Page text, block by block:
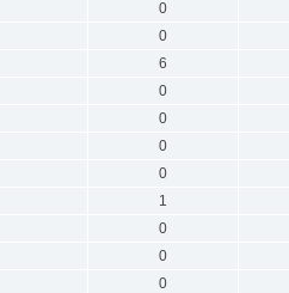
0
0
6
0
0
0
0
1
0
0
0